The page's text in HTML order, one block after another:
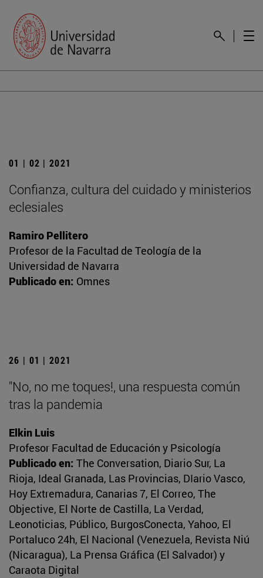
01 | 02 | 2021
Confianza, cultura del cuidado y ministerios
eclesiales
Ramiro Pellitero
Profesor de la Facultad de Teología de la
Universidad de Navarra
Publicado en: Omnes
26 | 01 | 2021
"No, no me toques!, una respuesta común
tras la pandemia
Elkin Luis
Profesor Facultad de Educación y Psicología
Publicado en: The Conversation, Diario Sur, La
Rioja, Ideal Granada, Las Provincias, DIario Vasco,
Hoy Extremadura, Canarias 7, El Correo, The
Objective, El Norte de Castilla, La Verdad,
Leonoticias, Público, BurgosConecta, Yahoo, El
Portaluco 24h, El Nacional (Venezuela, Revista Niú
(Nicaragua), La Prensa Gráfica (El Salvador) y
Caraota Digital